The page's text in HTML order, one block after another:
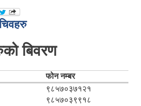
बिवरण
फोन नम्बर
९८५७०३७१२१
९८५७०३९९१८